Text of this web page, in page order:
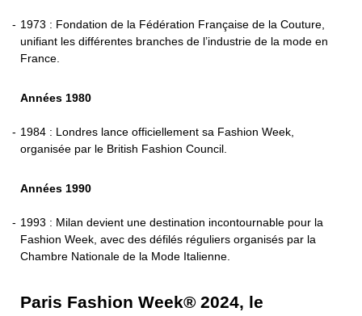
1973 : Fondation de la Fédération Française de la Couture,
unifiant les différentes branches de l’industrie de la mode en
France.
Années 1980
1984 : Londres lance officiellement sa Fashion Week,
organisée par le British Fashion Council.
Années 1990
1993 : Milan devient une destination incontournable pour la
Fashion Week, avec des défilés réguliers organisés par la
Chambre Nationale de la Mode Italienne.
Paris Fashion Week® 2024, le